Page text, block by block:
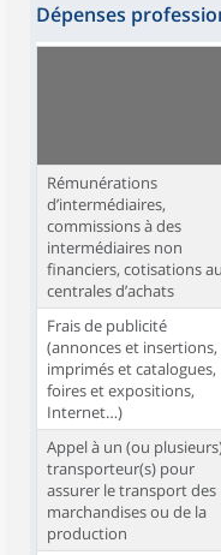
Dépenses
Rémunérations
d’intermédiaires,
commissions à des
intermédiaires non
financiers, cotisations
centrales d’achats
Frais de publicité
(annonces et insertions,
imprimés et catalogues,
foires et expositions,
Internet…)
Appel à un (ou
transporteur(s) pour
assurer le transport des
marchandises ou de la
production